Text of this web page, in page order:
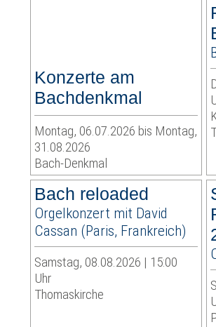
Konzerte am
Bachdenkmal
Montag, 06.07.2026 bis Montag,
31.08.2026
Bach-Denkmal
Bach reloaded
Orgelkonzert mit David
Cassan (Paris, Frankreich)
Samstag, 08.08.2026 | 15:00
Uhr
Thomaskirche